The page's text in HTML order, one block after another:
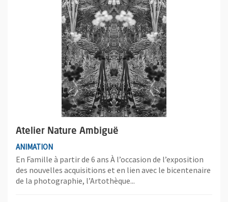
Atelier Nature Ambiguë
ANIMATION
En Famille à partir de 6 ans À l’occasion de l’exposition
des nouvelles acquisitions et en lien avec le bicentenaire
de la photographie, l’Artothèque...